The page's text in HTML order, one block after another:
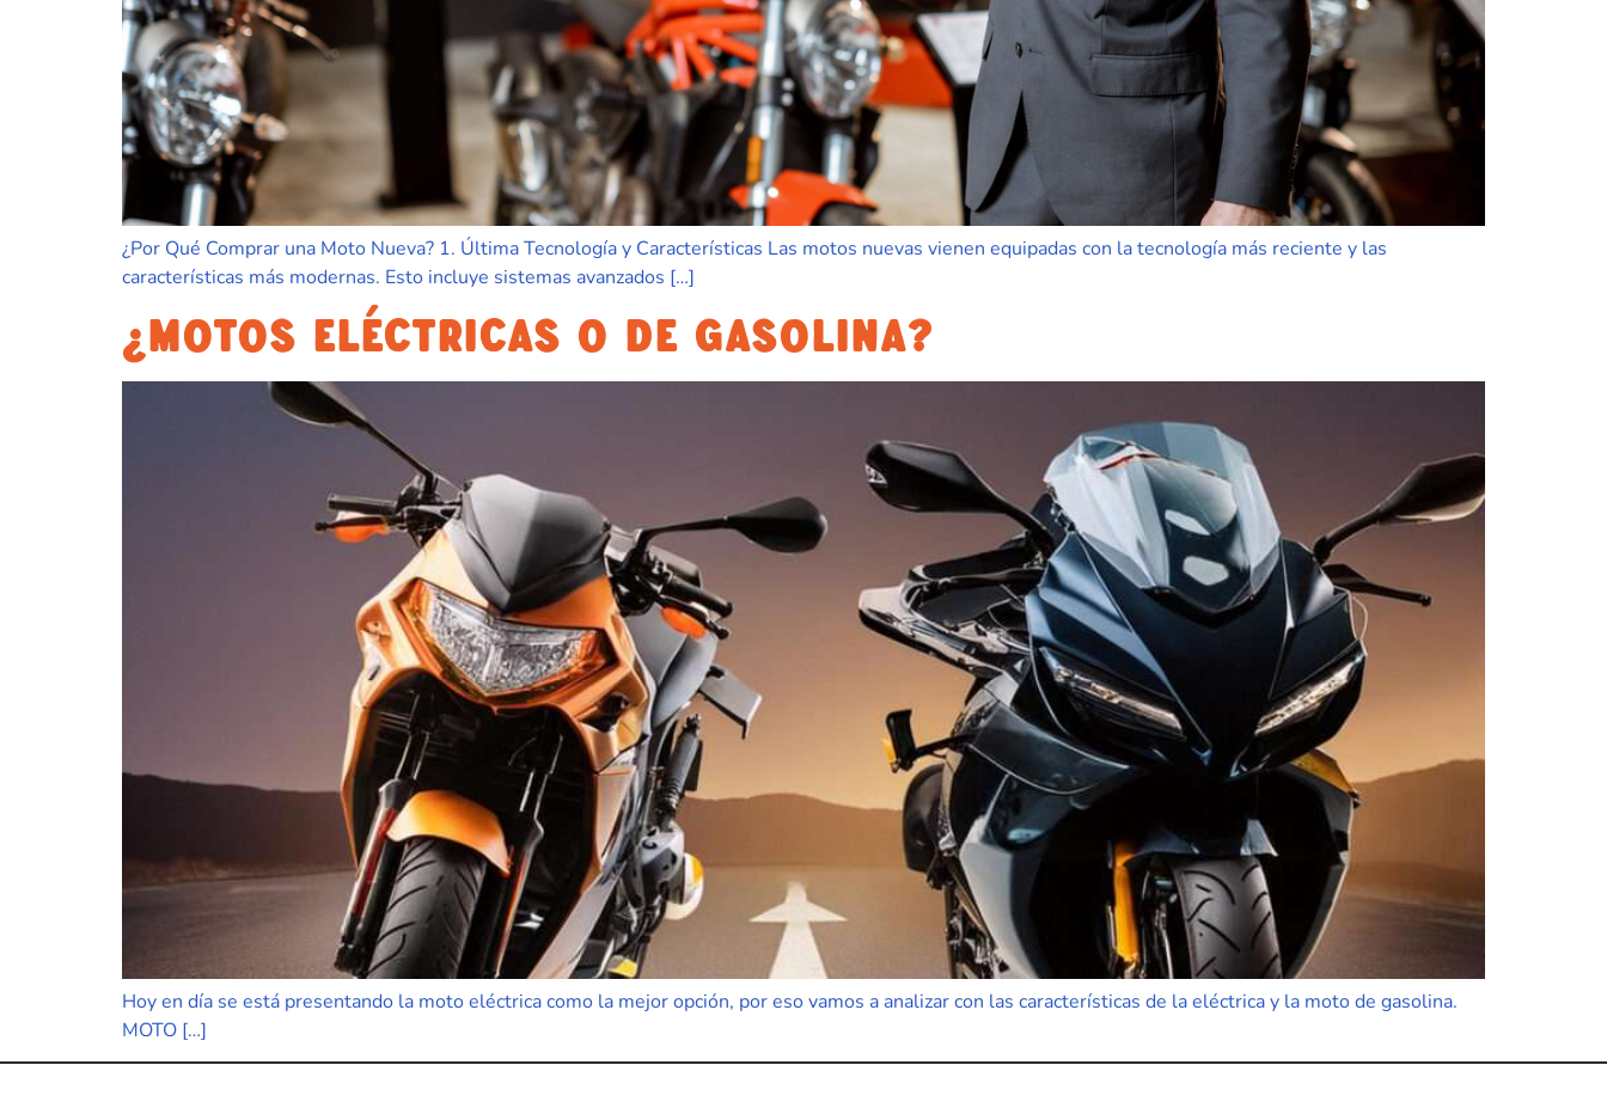
¿Por Qué Comprar una Moto Nueva? 1. Última Tecnología y Características Las motos nuevas vienen equipadas con la tecnología más reciente y las
características más modernas. Esto incluye sistemas avanzados […]
¿MOTOS ELÉCTRICAS O DE GASOLINA?
Hoy en día se está presentando la moto eléctrica como la mejor opción, por eso vamos a analizar con las características de la eléctrica y la moto de gasolina.
MOTO […]